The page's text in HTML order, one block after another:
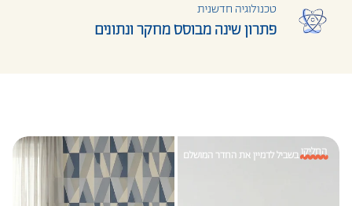
טכנולוגיה חדשנית
פתרון שינה מבוסס מחקר ונתונים
החליקובשביל לדמיין את החדר המושלם